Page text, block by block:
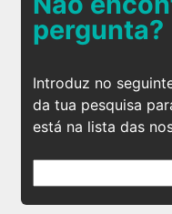
pergunta?
Introduz no
da tua pesquisa
está na lista das